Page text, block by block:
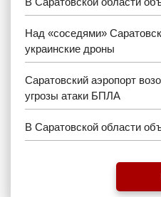
Над «соседями»
украинские дроны
Саратовский аэропорт
угрозы атаки БПЛА
В Саратовской области